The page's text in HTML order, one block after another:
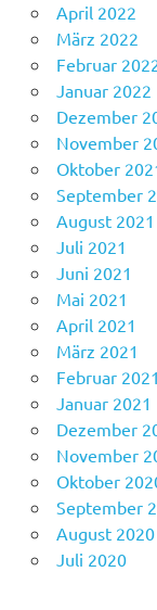
April 2022
März 2022
Februar
Januar 2022
Dezember
November
Oktober
September
August 2021
Juli 2021
Juni 2021
Mai 2021
April 2021
März 2021
Februar 2021
Januar 2021
Dezember
November
Oktober
September
August 2020
Juli 2020